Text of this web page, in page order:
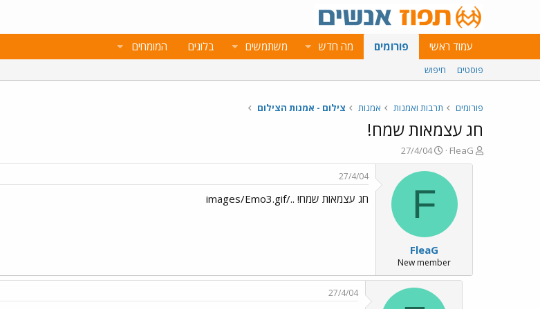
עמוד ראשי פורומים מה חדש משתמשים בלוגים המומחים
פוסטים חיפוש
פורומים תרבות ואמנות אמנות צילום - אמנות הצילום
חג עצמאות שמח!
פ
ו
FleaG
פ
ו
ר
א
ר
י
ך
27/4/04
F
FleaG
New member
27/4/04
חג עצמאות שמח! ../images/Emo3.gif
27/4/04